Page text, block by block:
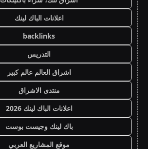
اعلانات الباك لينك
backlinks
التدريس
اشراق العالم عالم كبير
منتدى الاشراق
اعلانات الباك لينك 2026
باك لينك وجيست بوست
موقع المشاريع العربي